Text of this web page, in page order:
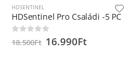
HDSENTINEL
HDSentinel Pro Családi -5 PC
18.500Ft 16.990Ft